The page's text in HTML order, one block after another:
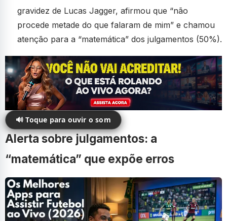
gravidez de Lucas Jagger, afirmou que “não
procede metade do que falaram de mim” e chamou
atenção para a “matemática” dos julgamentos (50%).
🔊 Toque para ouvir o som
Alerta sobre julgamentos: a
“matemática” que expõe erros